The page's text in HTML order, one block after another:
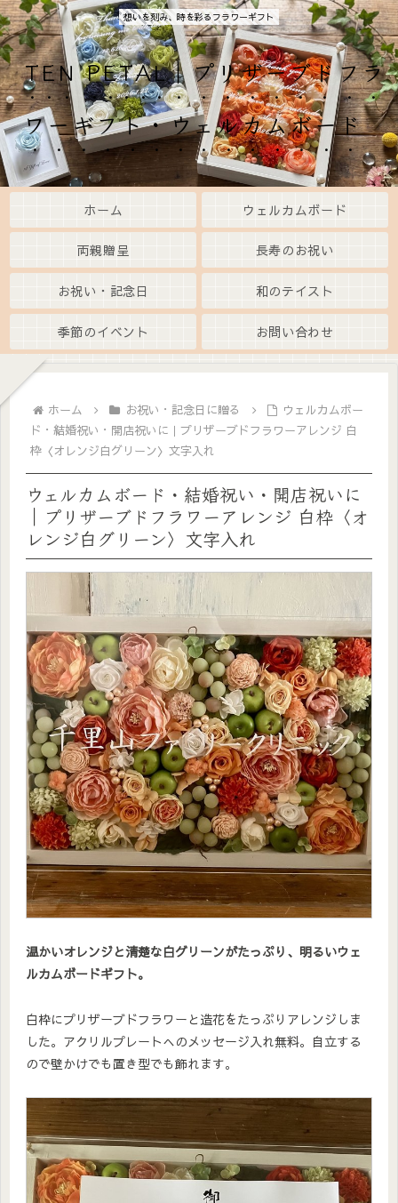
想いを刻み、時を彩るフラワーギフト
TEN PETAL｜プリザーブドフラ
ワーギフト・ウェルカムボード
ホーム ウェルカムボード
両親贈呈 長寿のお祝い
お祝い・記念日 和のテイスト
季節のイベント お問い合わせ
ホーム お祝い・記念日に贈る
ウェルカムボー
ド・結婚祝い・開店祝いに｜プリザーブドフラワーアレンジ 白
枠〈オレンジ白グリーン〉文字入れ
ウェルカムボード・結婚祝い・開店祝いに
｜プリザーブドフラワーアレンジ 白枠〈オ
レンジ白グリーン〉文字入れ
温かいオレンジと清楚な白グリーンがたっぷり、明るいウェ
ルカムボードギフト。
白枠にプリザーブドフラワーと造花をたっぷりアレンジしま
した。アクリルプレートへのメッセージ入れ無料。自立する
ので壁かけでも置き型でも飾れます。